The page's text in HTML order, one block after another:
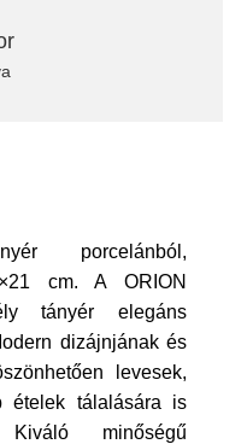
porcelánból,
cm. A ORION
tányér elegáns
dizájnjának és
levesek,
ételek tálalására is
Kiváló minőségű